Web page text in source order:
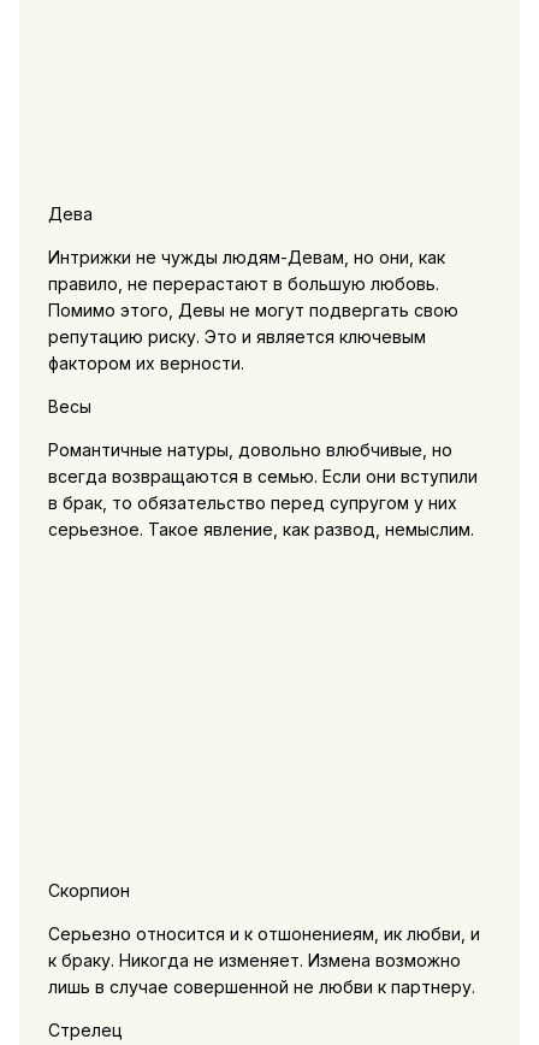
Дева
Интрижки не чужды людям-Девам, но они, как
правило, не перерастают в большую любовь.
Помимо этого, Девы не могут подвергать свою
репутацию риску. Это и является ключевым
фактором их верности.
Весы
Романтичные натуры, довольно влюбчивые, но
всегда возвращаются в семью. Если они вступили
в брак, то обязательство перед супругом у них
серьезное. Такое явление, как развод, немыслим.
Скорпион
Серьезно относится и к отшонениеям, ик любви, и
к браку. Никогда не изменяет. Измена возможно
лишь в случае совершенной не любви к партнеру.
Стрелец